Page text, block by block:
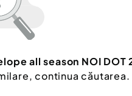
all season NOI DOT
continua căutarea.